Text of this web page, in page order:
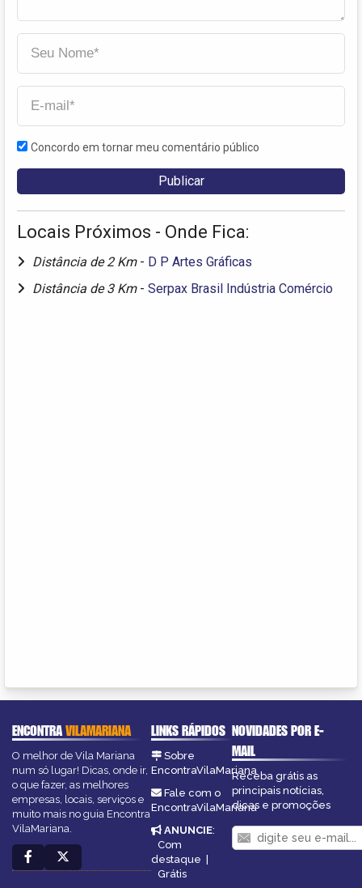
Concordo em tornar meu comentário público
Locais Próximos - Onde Fica:
Distância de 2 Km - D P Artes Gráficas
Distância de 3 Km - Serpax Brasil Indústria Comércio
ENCONTRAVILAMARIANA
O melhor de Vila Mariana
num só lugar! Dicas, onde ir,
o que fazer, as melhores
empresas, locais, serviços e
muito mais no guia Encontra
VilaMariana.
LINKS RÁPIDOS
Sobre
EncontraVilaMariana
Fale com o
EncontraVilaMariana
ANUNCIE:
Com
destaque |
Grátis
NOVIDADES POR E-
MAIL
Receba grátis as
principais notícias,
dicas e promoções